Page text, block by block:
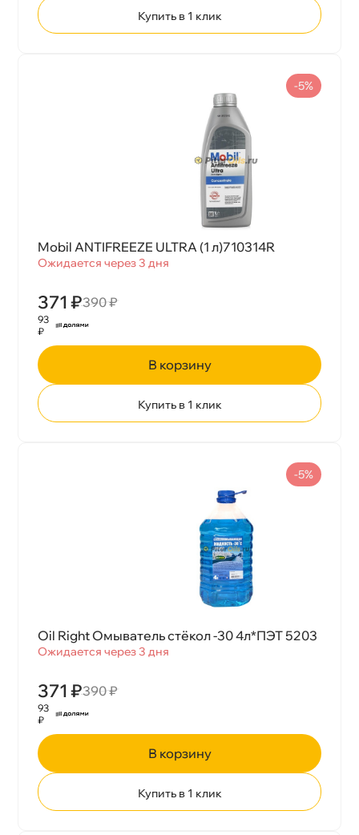
Купить в 1 клик
Mobil ANTIFREEZE ULTRA (1 л)710314R
Ожидается через 3 дня
371 ₽390 ₽
-5%
93
₽
корзину
Купить в 1 клик
Oil Right Омыватель стёкол -30 4л*ПЭТ 5203
Ожидается через 3 дня
371 ₽390 ₽
-5%
93
₽
корзину
Купить в 1 клик